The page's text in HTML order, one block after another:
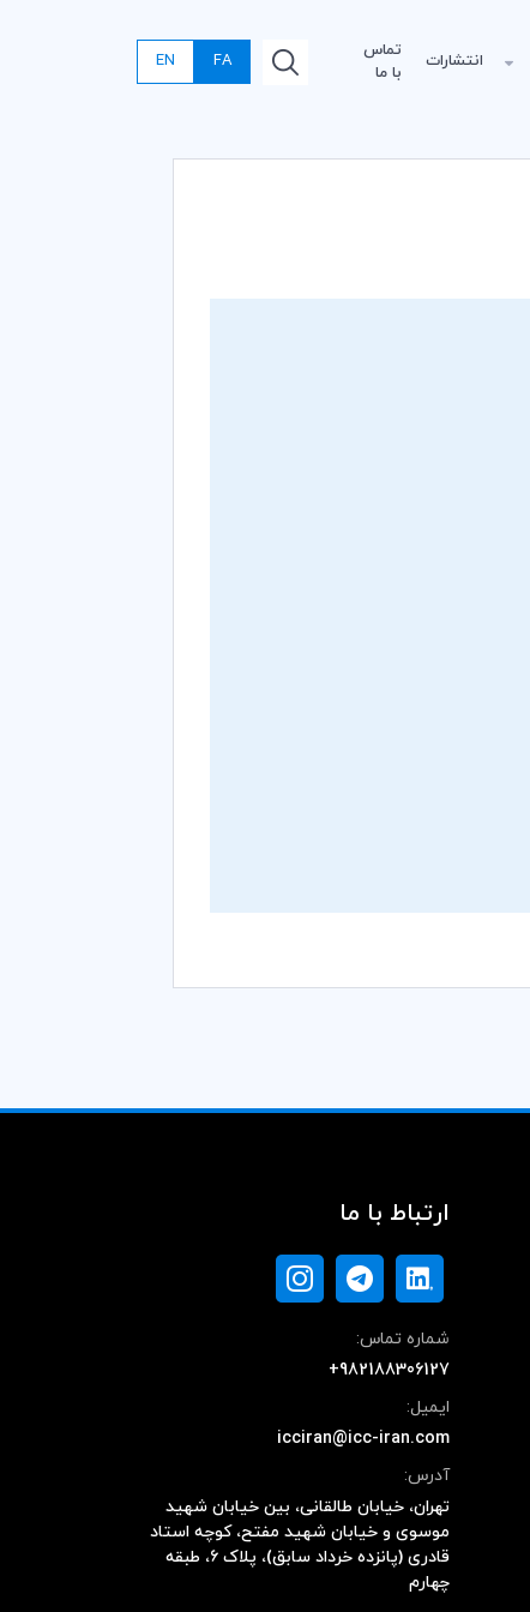
انتشارات
تماس
با ما
FA
EN
ارتباط با ما
شماره تماس:
+982188306127
ایمیل:
icciran@icc-iran.com
آدرس:
تهران، خیابان طالقانی، بین خیابان شهید
موسوی و خیابان شهید مفتح، کوچه استاد
قادری (پانزده خرداد سابق)، پلاک ۶، طبقه
چهارم